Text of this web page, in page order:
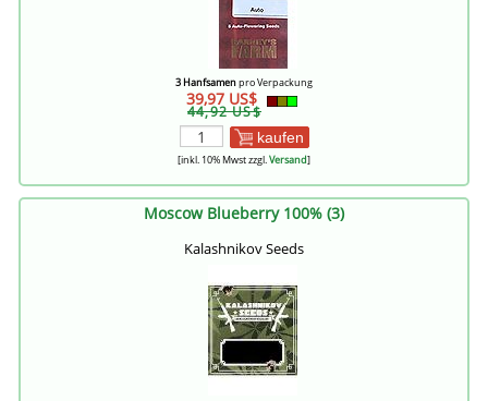
3 Hanfsamenpro Verpackung
39,97 US$
44,92 US$
kaufen
[inkl. 10% Mwst zzgl.Versand]
Moscow Blueberry 100% (3)
Kalashnikov Seeds